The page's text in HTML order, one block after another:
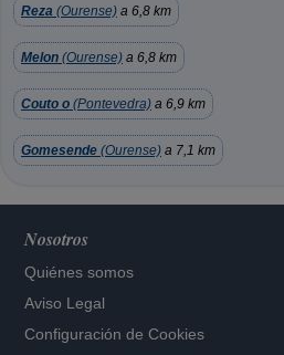
Reza (Ourense) a 6,8 km
Melon (Ourense) a 6,8 km
Couto o (Pontevedra) a 6,9 km
Gomesende (Ourense) a 7,1 km
Nosotros
Quiénes somos
Aviso Legal
Configuración de Cookies